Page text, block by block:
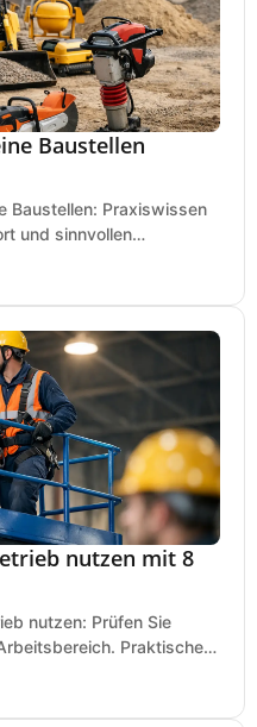
Baustellen
Baustellen: Praxiswissen
und sinnvollen
nutzen mit 8
nutzen: Prüfen Sie
Praktische